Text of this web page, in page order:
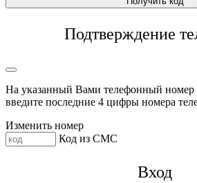
Подтверждение
На указанный Вами телефонный номер
введите последние 4 цифры номера
Изменить номер
Код из СМС
Вход